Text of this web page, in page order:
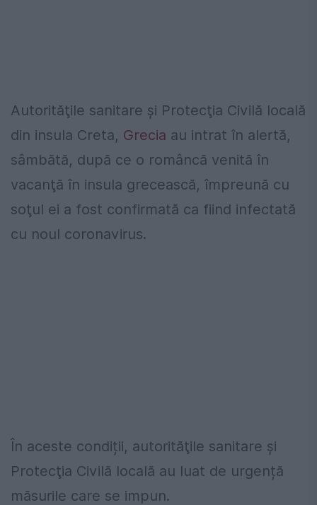
Autorităţile sanitare şi Protecţia Civilă locală
din insula Creta, Grecia au intrat în alertă,
sâmbătă, după ce o româncă venită în
vacanţă în insula grecească, împreună cu
soţul ei a fost confirmată ca fiind infectată
cu noul coronavirus.
În aceste condiții, autorităţile sanitare şi
Protecţia Civilă locală au luat de urgență
măsurile care se impun.